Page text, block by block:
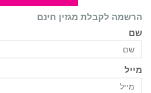
הרשמה לקבלת מגזין חינם
שם
מייל